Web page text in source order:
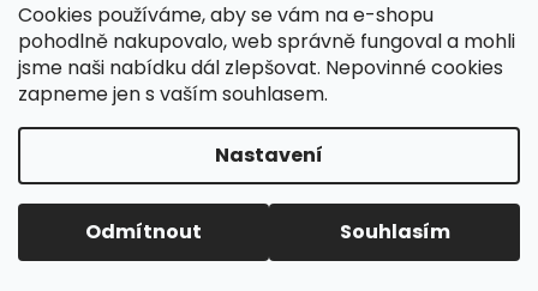
Cookies používáme, aby se vám na e-shopu
pohodlně nakupovalo, web správně fungoval a mohli
jsme naši nabídku dál zlepšovat. Nepovinné cookies
zapneme jen s vaším souhlasem.
Nastavení
Odmítnout Souhlasím